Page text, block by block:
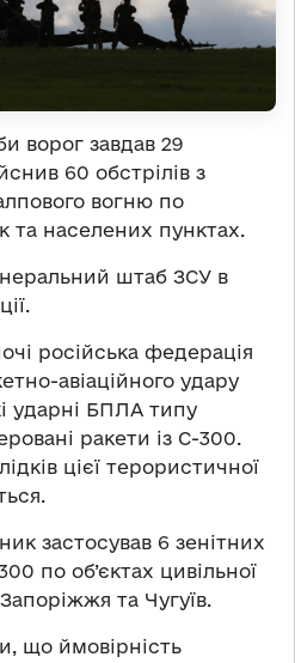
ворог завдав 29
60 обстрілів з
вогню по
та населених пунктах.
штаб ЗСУ в
російська федерація
авіаційного удару
ударні БПЛА типу
ракети із С-300.
цієї терористичної
застосував 6 зенітних
по об’єктах цивільної
та Чугуїв.
що ймовірність